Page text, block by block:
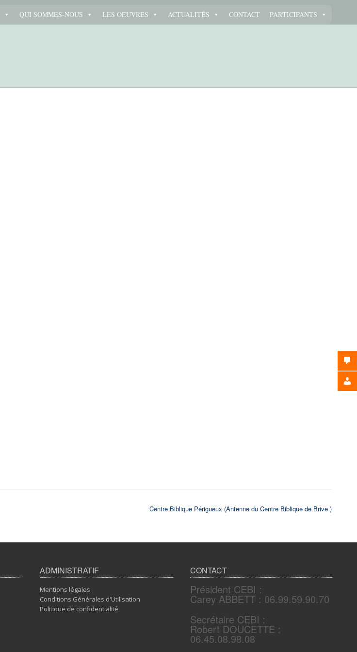
QUI SOMMES-NOUS LES OEUVRES ACTUALITÉS CONTACT PARTICIPANTS
Centre Biblique Périgueux (Antenne du Centre Biblique de Brive )
ADMINISTRATIF
Mentions légales
Conditions Générales d'Utilisation
Politique de confidentialité
CONTACT
Président CEBI :
Carey ABBETT : 06.99.59.90.70
Secrétaire CEBI :
Robert DOUCETTE :
06.45.08.98.08